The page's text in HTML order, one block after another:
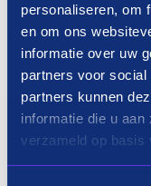
personaliseren, om
en om ons
informatie over uw
partners voor
partners kunnen
informatie die u
verzameld op basis